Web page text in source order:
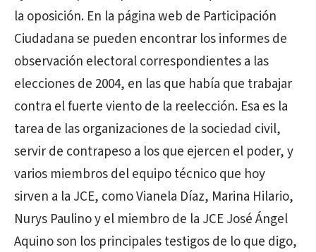
la oposición. En la página web de Participación
Ciudadana se pueden encontrar los informes de
observación electoral correspondientes a las
elecciones de 2004, en las que había que trabajar
contra el fuerte viento de la reelección. Esa es la
tarea de las organizaciones de la sociedad civil,
servir de contrapeso a los que ejercen el poder, y
varios miembros del equipo técnico que hoy
sirven a la JCE, como Vianela Díaz, Marina Hilario,
Nurys Paulino y el miembro de la JCE José Ángel
Aquino son los principales testigos de lo que digo,